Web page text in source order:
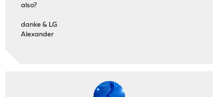
also?
danke & LG
Alexander